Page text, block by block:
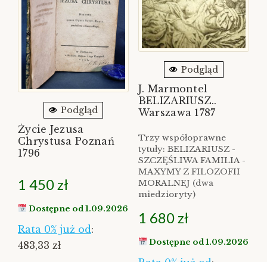
Podgląd
Życie Jezusa
Chrystusa Poznań
1796
1 450zł
Dostępne od 1.09.2026
Rata 0% już od:
483,33 zł
Podgląd
J. Marmontel
BELIZARIUSZ..
Warszawa 1787
Trzy współoprawne
tytuły: BELIZARIUSZ -
SZCZĘŚLIWA FAMILIA -
MAXYMY Z FILOZOFII
MORALNEJ (dwa
miedzioryty)
1 680zł
Dostępne od 1.09.2026